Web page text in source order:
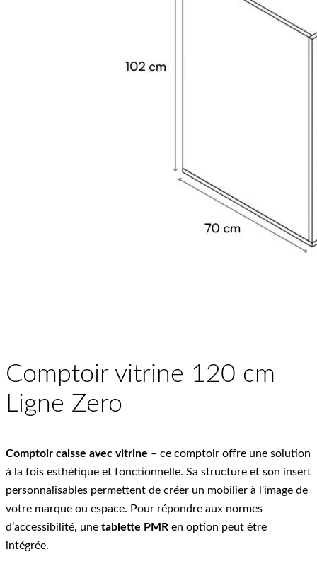
Comptoir vitrine 120 cm
Ligne Zero
Comptoir caisse avec vitrine – ce comptoir offre une solution
à la fois esthétique et fonctionnelle. Sa structure et son insert
personnalisables permettent de créer un mobilier à l'image de
votre marque ou espace. Pour répondre aux normes
d’accessibilité, une tablette PMR en option peut être
intégrée.